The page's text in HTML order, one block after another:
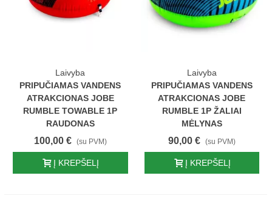
Laivyba
PRIPUČIAMAS VANDENS
ATRAKCIONAS JOBE
RUMBLE TOWABLE 1P
RAUDONAS
100,00 € (su PVM)
Į KREPŠELĮ
Laivyba
PRIPUČIAMAS VANDENS
ATRAKCIONAS JOBE
RUMBLE 1P ŽALIAI
MĖLYNAS
90,00 € (su PVM)
Į KREPŠELĮ